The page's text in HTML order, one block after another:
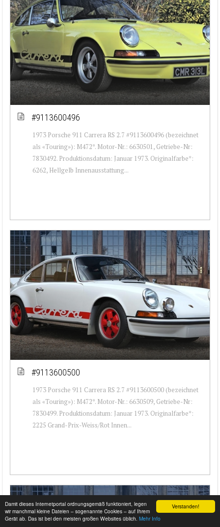
Verstanden!
Damit dieses Internetportal ordnungsgemäß funktioniert, legen
wir manchmal kleine Dateien – sogenannte Cookies – auf Ihrem
Gerät ab. Das ist bei den meisten großen Websites üblich. Mehr Info
#9113600496
1973 Porsche 911 Carrera RS 2.7 #9113600496 (bezeichnet
als «Touring»): M472*. Motor-Nr.: 6630501, Getriebe-Nr:
7830492. Produktionsdatum: Januar 1973. Originalfarbe*:
6262, Hellgelb Innenausstattung...
#9113600500
1973 Porsche 911 Carrera RS 2.7 #9113600500 (bezeichnet
als «Touring»): M472*. Motor-Nr.: 6630509, Getriebe-Nr:
7830499. Produktionsdatum: Januar 1973. Originalfarbe*:
2225 Grand-Prix-Weiss/Rot Innen...